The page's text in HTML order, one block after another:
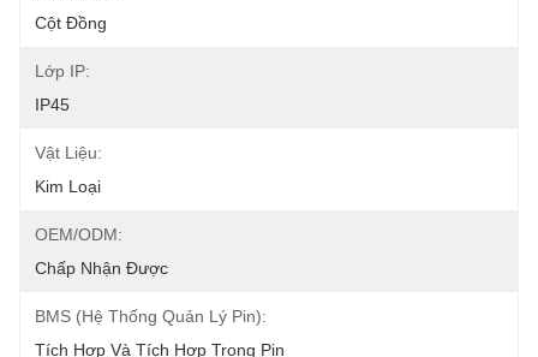
Cột Đồng
Lớp IP:
IP45
Vật Liệu:
Kim Loại
OEM/ODM:
Chấp Nhận Được
BMS (Hệ Thống Quản Lý Pin):
Tích Hợp Và Tích Hợp Trong Pin